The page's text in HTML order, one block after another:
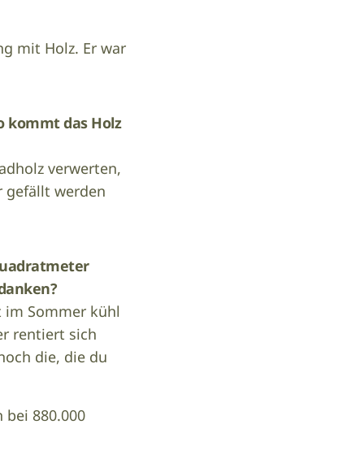
mit Holz. Er war
kommt das Holz
verwerten,
gefällt werden
Sommer kühl
rentiert sich
die, die du
880.000